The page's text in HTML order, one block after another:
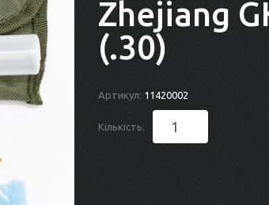
Zhejiang
(.30)
Артикул: 11420002
Кількість: